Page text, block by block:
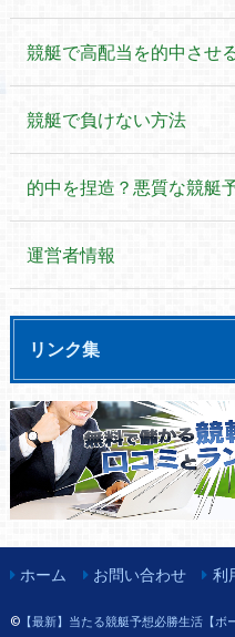
競艇で高配当を的中させ
競艇で負けない方法
的中を捏造？悪質な競艇
運営者情報
リンク集
ホーム お問い合わせ 利
©【最新】当たる競艇予想必勝生活【ボ